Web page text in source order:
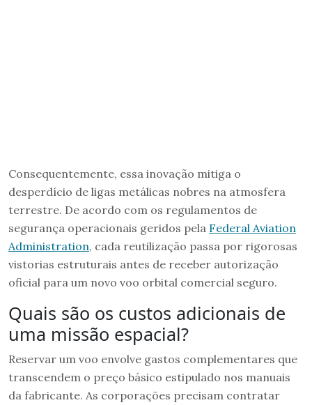
Consequentemente, essa inovação mitiga o
desperdício de ligas metálicas nobres na atmosfera
terrestre. De acordo com os regulamentos de
segurança operacionais geridos pela Federal Aviation
Administration, cada reutilização passa por rigorosas
vistorias estruturais antes de receber autorização
oficial para um novo voo orbital comercial seguro.
Quais são os custos adicionais de
uma missão espacial?
Reservar um voo envolve gastos complementares que
transcendem o preço básico estipulado nos manuais
da fabricante. As corporações precisam contratar